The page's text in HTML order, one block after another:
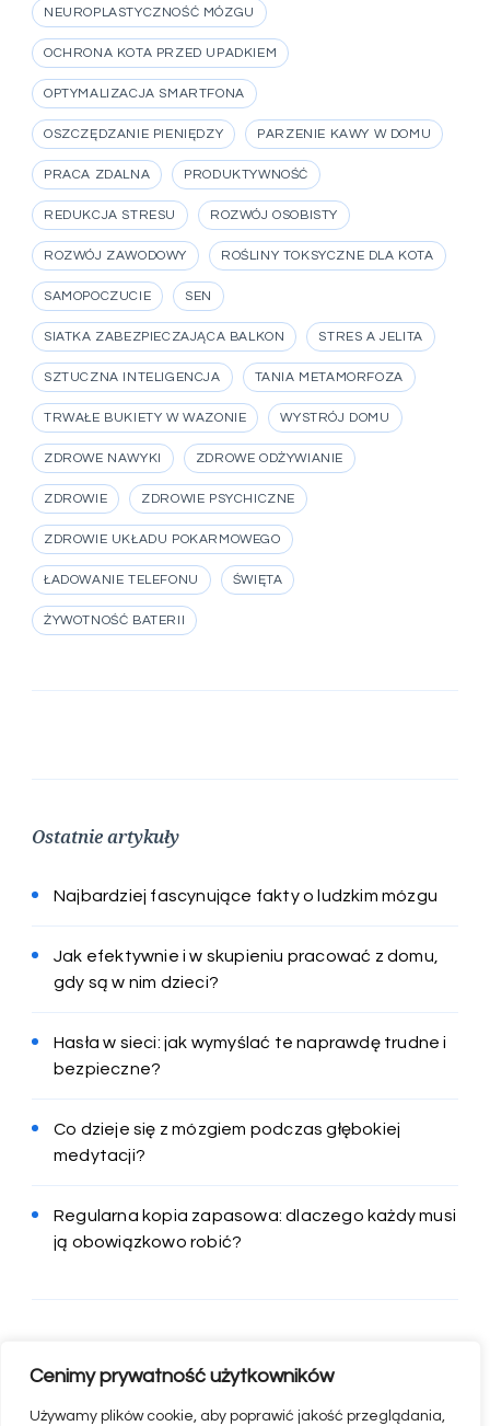
Cenimy prywatność użytkowników
Używamy plików cookie, aby poprawić jakość przeglądania,
NEUROPLASTYCZNOŚĆ MÓZGU
OCHRONA KOTA PRZED UPADKIEM
OPTYMALIZACJA SMARTFONA
OSZCZĘDZANIE PIENIĘDZY PARZENIE KAWY W DOMU
PRACA ZDALNA PRODUKTYWNOŚĆ
REDUKCJA STRESU ROZWÓJ OSOBISTY
ROZWÓJ ZAWODOWY ROŚLINY TOKSYCZNE DLA KOTA
SAMOPOCZUCIE SEN
SIATKA ZABEZPIECZAJĄCA BALKON STRES A JELITA
SZTUCZNA INTELIGENCJA TANIA METAMORFOZA
TRWAŁE BUKIETY W WAZONIE WYSTRÓJ DOMU
ZDROWE NAWYKI ZDROWE ODŻYWIANIE
ZDROWIE ZDROWIE PSYCHICZNE
ZDROWIE UKŁADU POKARMOWEGO
ŁADOWANIE TELEFONU ŚWIĘTA
ŻYWOTNOŚĆ BATERII
Ostatnie artykuły
Najbardziej fascynujące fakty o ludzkim mózgu
Jak efektywnie i w skupieniu pracować z domu,
gdy są w nim dzieci?
Hasła w sieci: jak wymyślać te naprawdę trudne i
bezpieczne?
Co dzieje się z mózgiem podczas głębokiej
medytacji?
Regularna kopia zapasowa: dlaczego każdy musi
ją obowiązkowo robić?